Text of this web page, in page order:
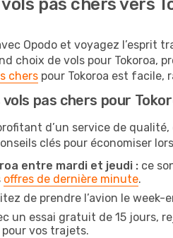
pas chers vers
Opodo et voyagez
choix de vols pour Tokoroa,
chers pour Tokoroa est facile,
pas chers pour
d’un service de qualité,
clés pour économiser
entre mardi et jeudi : ce
offres de dernière minute.
de prendre l’avion le
un essai gratuit de 15 jours,
pour vos trajets.